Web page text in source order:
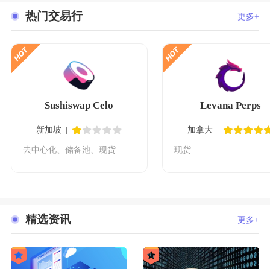
热门交易行 更多+
Sushiswap Celo
新加坡
去中心化、储备池、现货
Levana Perps
加拿大
现货
精选资讯 更多+